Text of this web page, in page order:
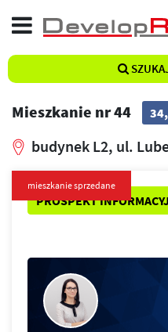
Mieszkanie nr 44
budynek L2, ul.
PROSPEKT
mieszkanie sprzedane